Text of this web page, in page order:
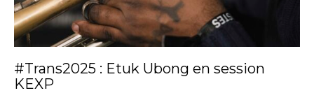
#Trans2025 : Etuk Ubong en session
KEXP